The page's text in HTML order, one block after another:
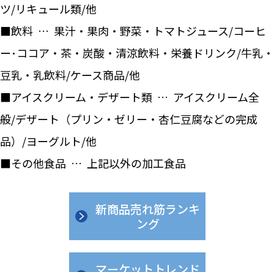
ツ/リキュール類/他
■飲料 … 果汁・果肉・野菜・トマトジュース/コーヒ
ー･ココア・茶・炭酸・清涼飲料・栄養ドリンク/牛乳・
豆乳・乳飲料/ケース商品/他
■アイスクリーム・デザート類 … アイスクリーム全
般/デザート（プリン・ゼリー・杏仁豆腐などの完成
品）/ヨーグルト/他
■その他食品 … 上記以外の加工食品
新商品売れ筋ランキ
ング
マーケットトレンド